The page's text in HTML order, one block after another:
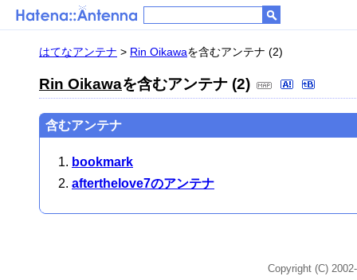
はてなアンテナ > Rin Oikawaを含むアンテナ (2)
Rin Oikawaを含むアンテナ (2)
含むアンテナ
bookmark
afterthelove7のアンテナ
Copyright (C)